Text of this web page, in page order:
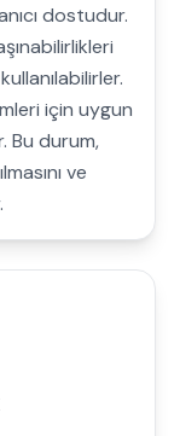
dostudur.
için uygun
Bu durum,
ve